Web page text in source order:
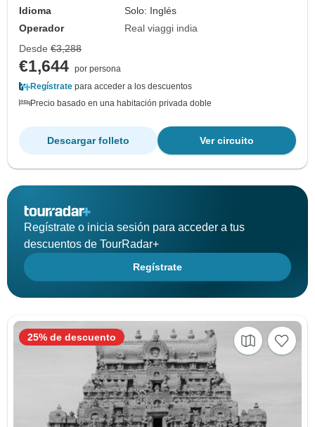
Idioma
Solo: Inglés
Operador
Real viaggi india
Desde €3,288
€1,644 por persona
Regístrate para acceder a los descuentos
Precio basado en una habitación privada doble
Ver circuito
Descargar folleto
Regístrate o inicia sesión para acceder a tus
descuentos de TourRadar+
Regístrate
25% de descuento